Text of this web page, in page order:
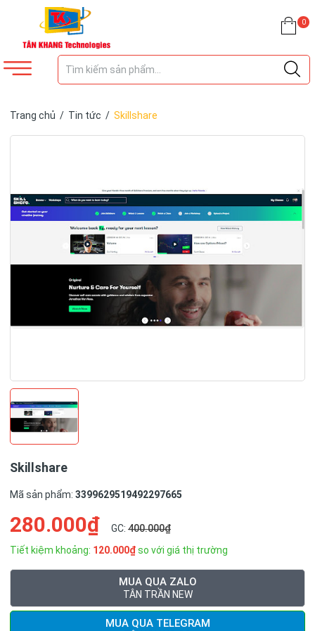
0
Trang chủ / Tin tức / Skillshare
Skillshare
Mã sản phẩm: 3399629519492297665
280.000₫ GC: 400.000₫
Tiết kiệm khoảng: 120.000₫so với giá thị trường
MUA QUA ZALO
TÂN TRẦN NEW
MUA QUA TELEGRAM